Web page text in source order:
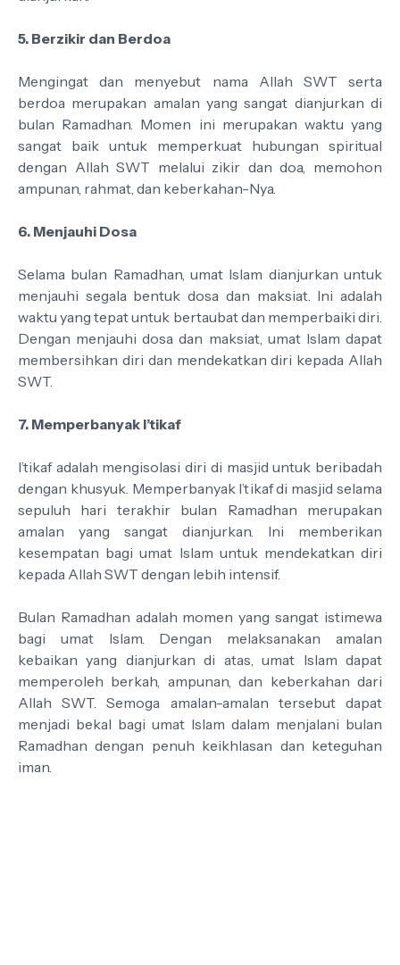
5. Berzikir dan Berdoa
Mengingat dan menyebut nama Allah SWT serta
berdoa merupakan amalan yang sangat dianjurkan di
bulan Ramadhan. Momen ini merupakan waktu yang
sangat baik untuk memperkuat hubungan spiritual
dengan Allah SWT melalui zikir dan doa, memohon
ampunan, rahmat, dan keberkahan-Nya.
6. Menjauhi Dosa
Selama bulan Ramadhan, umat Islam dianjurkan untuk
menjauhi segala bentuk dosa dan maksiat. Ini adalah
waktu yang tepat untuk bertaubat dan memperbaiki diri.
Dengan menjauhi dosa dan maksiat, umat Islam dapat
membersihkan diri dan mendekatkan diri kepada Allah
SWT.
7. Memperbanyak I’tikaf
I’tikaf adalah mengisolasi diri di masjid untuk beribadah
dengan khusyuk. Memperbanyak I’tikaf di masjid selama
sepuluh hari terakhir bulan Ramadhan merupakan
amalan yang sangat dianjurkan. Ini memberikan
kesempatan bagi umat Islam untuk mendekatkan diri
kepada Allah SWT dengan lebih intensif.
Bulan Ramadhan adalah momen yang sangat istimewa
bagi umat Islam. Dengan melaksanakan amalan
kebaikan yang dianjurkan di atas, umat Islam dapat
memperoleh berkah, ampunan, dan keberkahan dari
Allah SWT. Semoga amalan-amalan tersebut dapat
menjadi bekal bagi umat Islam dalam menjalani bulan
Ramadhan dengan penuh keikhlasan dan keteguhan
iman.